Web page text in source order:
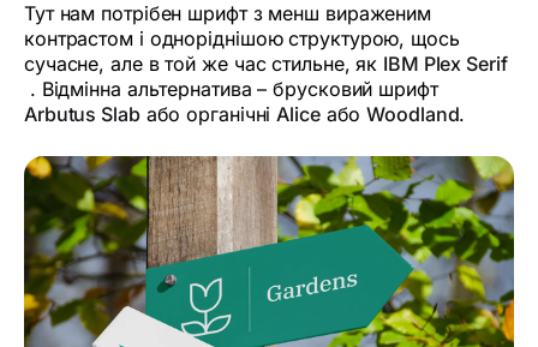
Тут нам потрібен шрифт з менш вираженим
контрастом і одноріднішою структурою, щось
сучасне, але в той же час стильне, як IBM Plex Serif
. Відмінна альтернатива – брусковий шрифт
Arbutus Slabабо органічніAliceабоWoodland.